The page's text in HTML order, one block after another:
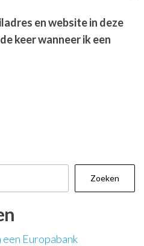
en website in deze
keer wanneer ik een
Zoeken
Europabank